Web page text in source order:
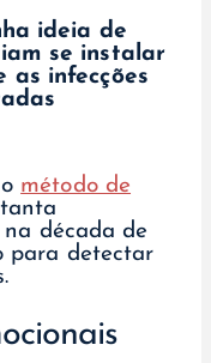
ideia de
se instalar
as infecções
método de
década de
para detectar